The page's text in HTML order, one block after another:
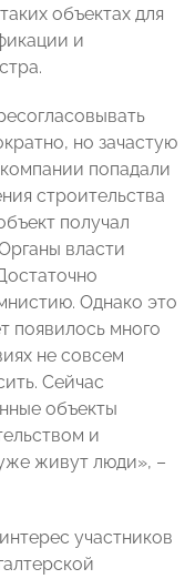
объектах для
и
но зачастую
попадали
строительства
получал
власти
Однако это
появилось много
не совсем
Сейчас
объекты
и
живут люди», –
участников